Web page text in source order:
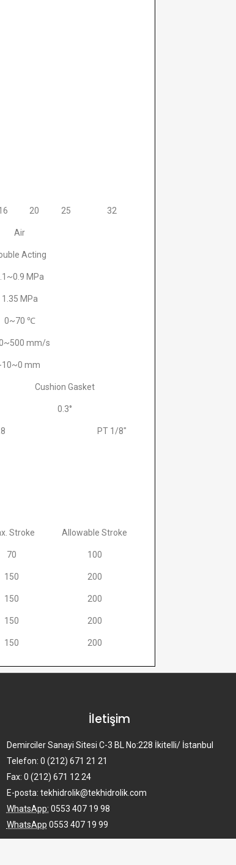
20 25 32
Air
Acting
MPa
1.35 MPa
0~70 ℃
mm/s
-10~0 mm
Cushion Gasket
0.3°
PT 1/8″
Stroke Allowable Stroke
70 100
150 200
150 200
150 200
150 200
İletişim
Demirciler Sanayi Sitesi C-3 BL No:228 İkitelli/ İstanbul
Telefon: 0 (212) 671 21 21
Fax: 0 (212) 671 12 24
E-posta: tekhidrolik@tekhidrolik.com
WhatsApp: 0553 407 19 98
WhatsApp 0553 407 19 99